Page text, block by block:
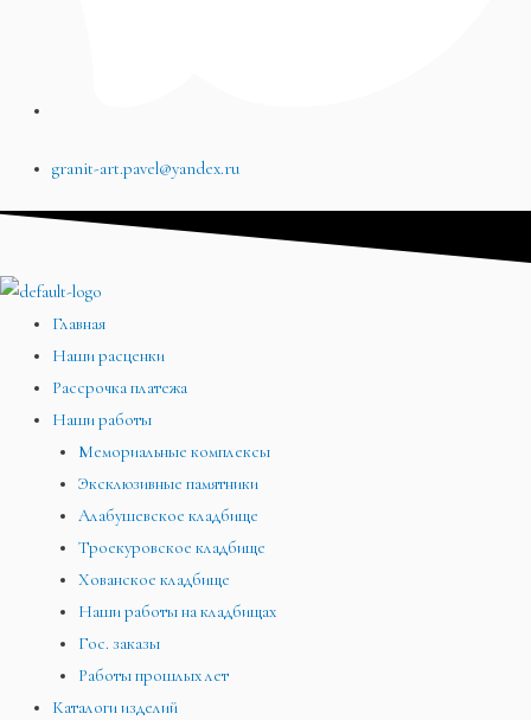
granit-art.pavel@yandex.ru
Главная
Наши расценки
Рассрочка платежа
Наши работы
Мемориальные комплексы
Эксклюзивные памятники
Алабушевское кладбище
Троекуровское кладбище
Хованское кладбище
Наши работы на кладбищах
Гос. заказы
Работы прошлых лет
Каталоги изделий